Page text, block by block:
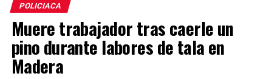
POLICIACA
Muere trabajador tras caerle un
pino durante labores de tala en
Madera